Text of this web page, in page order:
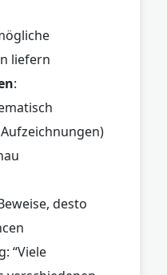
liefern
:
desto
“Viele